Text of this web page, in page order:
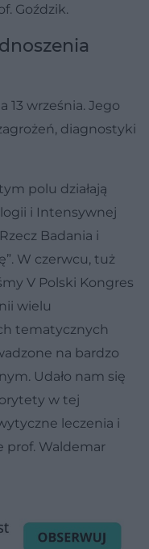
Goździk.
13 września. Jego
diagnostyki
polu działają
i Intensywnej
Badania i
W czerwcu, tuż
V Polski Kongres
wielu
tematycznych
na bardzo
Udało nam się
w tej
leczenia i
prof. Waldemar